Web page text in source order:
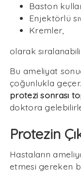
Baston
Enjektörlü
Kremler,
olarak
Bu ameliyat
çoğunlukla
protezi sonrası
doktora
Protezin
Hastaların
etmesi gereken